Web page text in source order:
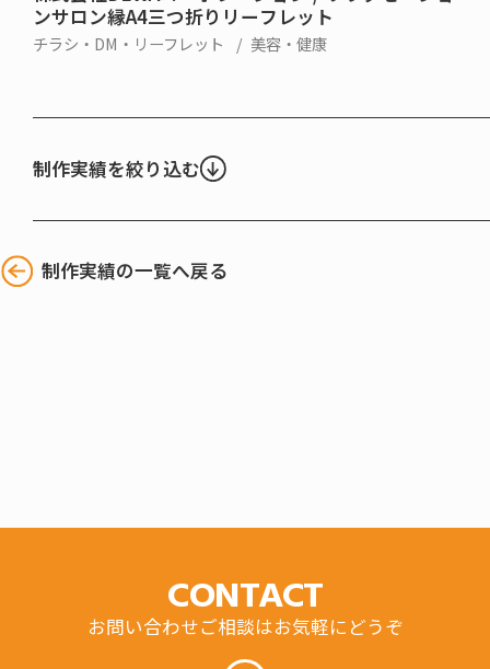
ンサロン縁A4三つ折りリーフレット
チラシ・DM・リーフレット 美容・健康
制作実績を絞り込む
制作実績の一覧へ戻る
CONTACT
お問い合わせご相談はお気軽にどうぞ